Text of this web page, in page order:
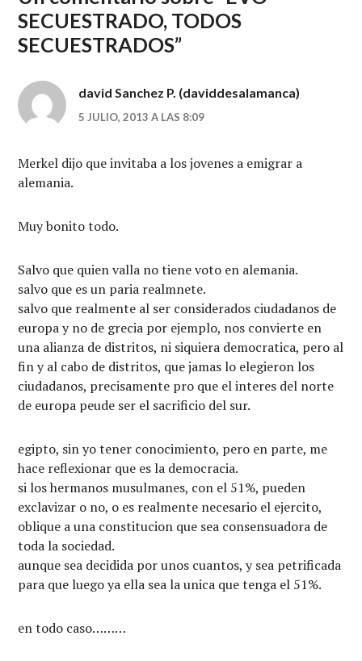
SECUESTRADO, TODOS
SECUESTRADOS”
david Sanchez P. (daviddesalamanca)
5 JULIO, 2013 A LAS 8:09
Merkel dijo que invitaba a los jovenes a emigrar a
alemania.
Muy bonito todo.
Salvo que quien valla no tiene voto en alemania.
salvo que es un paria realmnete.
salvo que realmente al ser considerados ciudadanos de
europa y no de grecia por ejemplo, nos convierte en
una alianza de distritos, ni siquiera democratica, pero al
fin y al cabo de distritos, que jamas lo elegieron los
ciudadanos, precisamente pro que el interes del norte
de europa peude ser el sacrificio del sur.
egipto, sin yo tener conocimiento, pero en parte, me
hace reflexionar que es la democracia.
si los hermanos musulmanes, con el 51%, pueden
exclavizar o no, o es realmente necesario el ejercito,
oblique a una constitucion que sea consensuadora de
toda la sociedad.
aunque sea decidida por unos cuantos, y sea petrificada
para que luego ya ella sea la unica que tenga el 51%.
en todo caso………